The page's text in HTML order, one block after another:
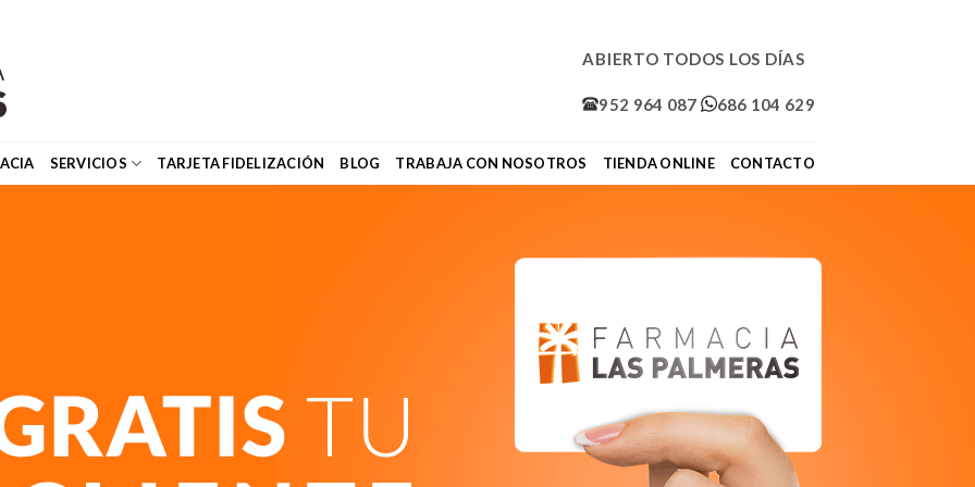
ABIERTO TODOS LOS DÍAS
952 964 087 686 104 629
SERVICIOS TARJETA FIDELIZACIÓN BLOG TRABAJA CON NOSOTROS TIENDA ONLINE CONTACTO